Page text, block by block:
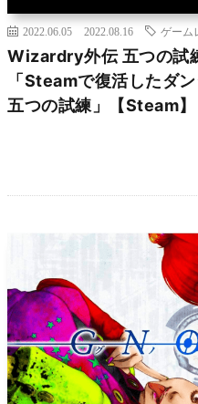
2022.06.05 2022.08.16 ゲーム
Wizardry外伝 五つの試
「Steamで復活したダ
五つの試練」【Steam】